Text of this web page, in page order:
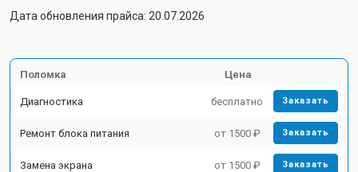
Дата обновления прайса: 20.07.2026
Поломка Цена
Диагностика бесплатно Заказать
Ремонт блока питания от 1500 ₽ Заказать
Замена экрана от 1500 ₽ Заказать